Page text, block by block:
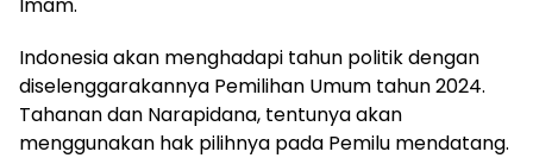
Indonesia akan menghadapi tahun politik dengan
diselenggarakannya Pemilihan Umum tahun 2024.
Tahanan dan Narapidana, tentunya akan
menggunakan hak pilihnya pada Pemilu mendatang.